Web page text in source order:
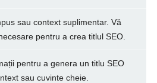
sau context suplimentar. Vă
pentru a crea titlul SEO.
pentru a genera un titlu SEO
sau cuvinte cheie.